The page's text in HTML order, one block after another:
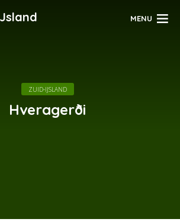
MENU
ZUID-IJSLAND
Hveragerði